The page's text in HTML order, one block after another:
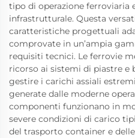
tipo di operazione ferroviaria
infrastrutturale. Questa
caratteristiche progettuali
comprovate in un’ampia
requisiti tecnici. Le ferrovie
ricorso ai sistemi di piastre e
gestire i carichi assiali
generate dalle moderne
componenti funzionano in
severe condizioni di carico
del trasporto container e